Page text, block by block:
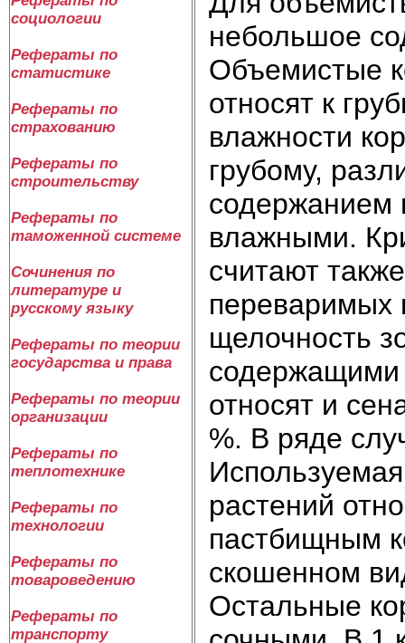
социологии
Рефераты по
статистике
Рефераты по
страхованию
Рефераты по
строительству
Рефераты по
таможенной системе
Сочинения по
литературе и
русскому языку
Рефераты по теории
государства и права
Рефераты по теории
организации
Рефераты по
теплотехнике
Рефераты по
технологии
Рефераты по
товароведению
Рефераты по
транспорту
небольшое
Объемистые
относят к
влажности
грубому,
содержанием
влажными.
считают
переваримых
щелочность
содержащими
относят и
%. В ряде
растений
пастбищным
скошенном
Остальные